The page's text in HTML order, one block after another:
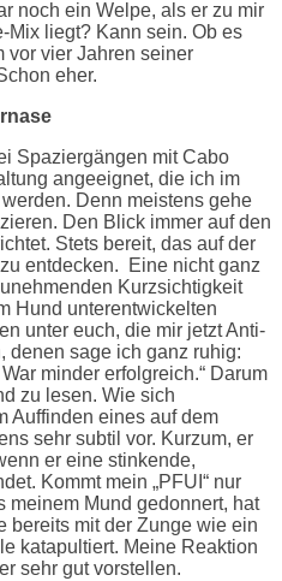
noch ein Welpe, als er zu mir
Mix liegt? Kann sein. Ob es
vor vier Jahren seiner
eher.
Spaziergängen mit Cabo
angeeignet, die ich im
Denn meistens gehe
Den Blick immer auf den
Stets bereit, das auf der
entdecken. Eine nicht ganz
Kurzsichtigkeit
Hund unterentwickelten
unter euch, die mir jetzt Anti-
denen sage ich ganz ruhig:
minder erfolgreich.“ Darum
zu lesen. Wie sich
Auffinden eines auf dem
sehr subtil vor. Kurzum, er
er eine stinkende,
Kommt mein „PFUI“ nur
meinem Mund gedonnert, hat
bereits mit der Zunge wie ein
katapultiert. Meine Reaktion
sehr gut vorstellen.